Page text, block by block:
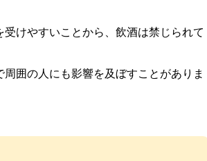
けやすいことから、飲酒は禁じられて
囲の人にも影響を及ぼすことがありま